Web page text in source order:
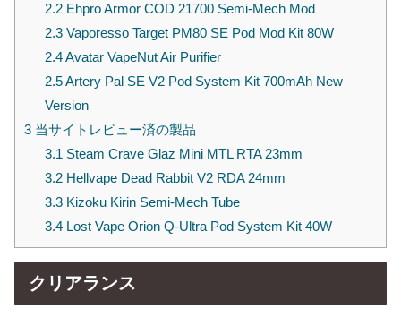
2.2Ehpro Armor COD 21700 Semi-Mech Mod
2.3Vaporesso Target PM80 SE Pod Mod Kit 80W
2.4Avatar VapeNut Air Purifier
2.5Artery Pal SE V2 Pod System Kit 700mAh New
Version
3 当サイトレビュー済の製品
3.1 Steam Crave Glaz Mini MTL RTA 23mm
3.2Hellvape Dead Rabbit V2 RDA 24mm
3.3Kizoku Kirin Semi-Mech Tube
3.4Lost Vape Orion Q-Ultra Pod System Kit 40W
クリアランス